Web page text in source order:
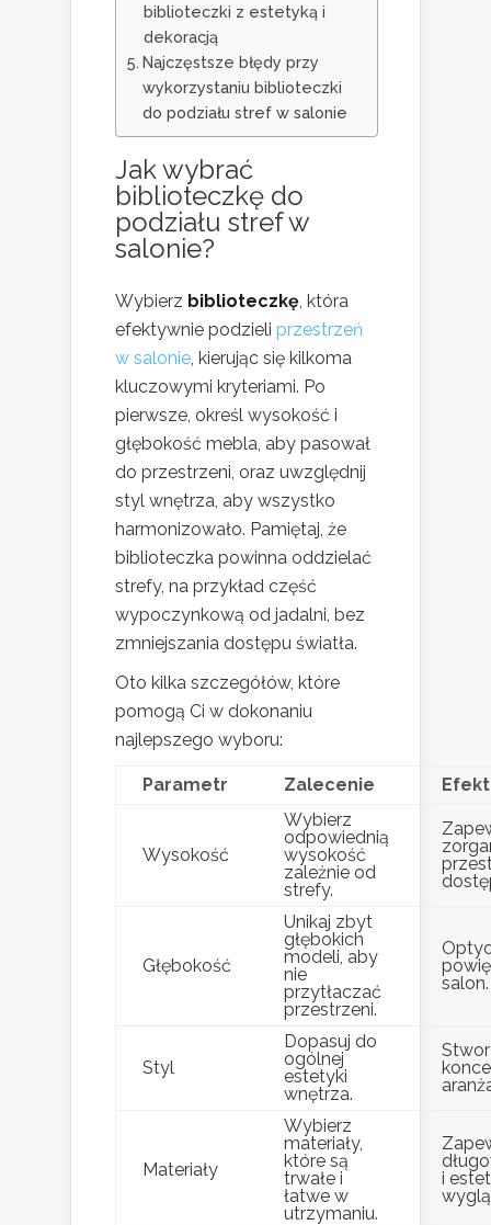
biblioteczki z estetyką i
dekoracją
Najczęstsze błędy przy
wykorzystaniu biblioteczki
do podziału stref w salonie
Jak wybrać
biblioteczkę do
podziału stref w
salonie?
Wybierz biblioteczkę, która
efektywnie podzieli przestrzeń
w salonie, kierując się kilkoma
kluczowymi kryteriami. Po
pierwsze, określ wysokość i
głębokość mebla, aby pasował
do przestrzeni, oraz uwzględnij
styl wnętrza, aby wszystko
harmonizowało. Pamiętaj, że
biblioteczka powinna oddzielać
strefy, na przykład część
wypoczynkową od jadalni, bez
zmniejszania dostępu światła.
Oto kilka szczegółów, które
pomogą Ci w dokonaniu
najlepszego wyboru:
Parametr Zalecenie Efekt
Wysokość
Wybierz
odpowiednią
wysokość
zależnie od
strefy.
Głębokość
Unikaj zbyt
głębokich
modeli, aby
nie
przytłaczać
przestrzeni.
salon.
Styl
Dopasuj do
ogólnej
estetyki
wnętrza.
Materiały
Wybierz
materiały,
które są
trwałe i
łatwe w
utrzymaniu.
i